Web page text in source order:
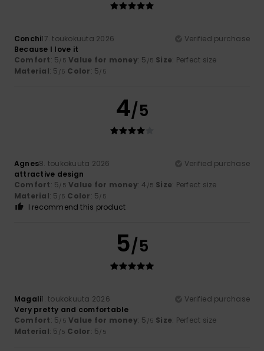
Conchi17. toukokuuta 2026
Verified purchase
Because I love it
Comfort: 5/5 Value for money: 5 /5 Size: Perfect size
Material: 5 /5 Color: 5/5
4/5
Agnes8. toukokuuta 2026
Verified purchase
attractive design
Comfort: 5/5 Value for money: 4 /5 Size: Perfect size
Material: 5 /5 Color: 5/5
I recommend this product
5/5
Magali1. toukokuuta 2026
Verified purchase
Very pretty and comfortable
Comfort: 5/5 Value for money: 5 /5 Size: Perfect size
Material: 5 /5 Color: 5/5